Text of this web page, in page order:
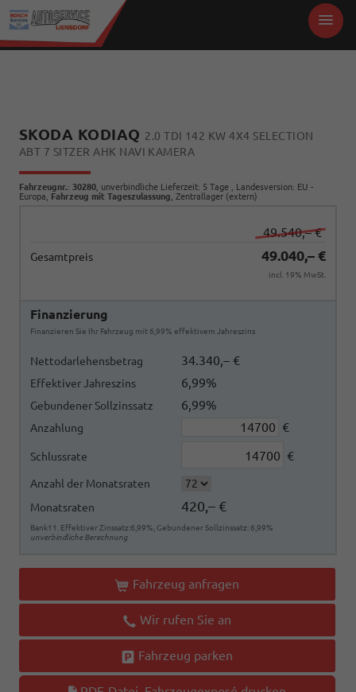
SKODA KODIAQ 2.0 TDI 142 KW 4X4 SELECTION
ABT 7 SITZER AHK NAVI KAMERA
Fahrzeugnr.: 30280 , unverbindliche Lieferzeit: 5 Tage , Landesversion: EU -
Europa, Fahrzeug mit Tageszulassung , Zentrallager (extern)
49.540,– €
Gesamtpreis 49.040,– €
incl. 19% MwSt.
Finanzierung
Finanzieren Sie Ihr Fahrzeug mit 6,99% effektivem Jahreszins
Nettodarlehensbetrag 34.340,– €
Effektiver Jahreszins 6,99%
Gebundener Sollzinssatz 6,99%
Anzahlung €
Schlussrate €
Anzahl der Monatsraten
Monatsraten
420,– €
Bank11. Effektiver Zinssatz:6,99%, Gebundener Sollzinssatz: 6,99%
unverbindliche Berechnung
Fahrzeug anfragen
Wir rufen Sie an
Fahrzeug parken